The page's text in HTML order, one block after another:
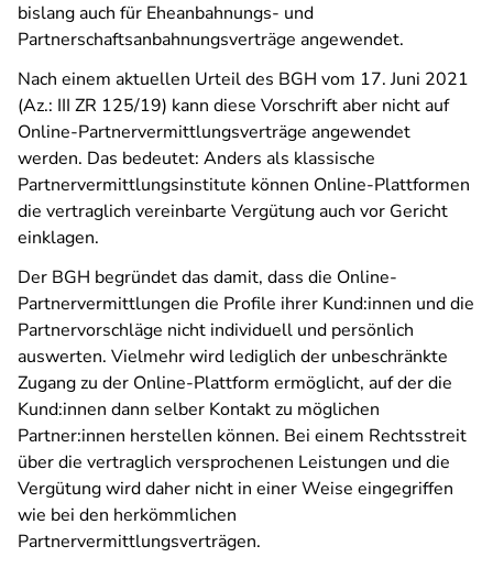
bislang auch für Eheanbahnungs- und
Partnerschaftsanbahnungsverträge angewendet.
Nach einem aktuellen Urteil des BGH vom 17. Juni 2021
(Az.: III ZR 125/19) kann diese Vorschrift aber nicht auf
Online-Partnervermittlungsverträge angewendet
werden. Das bedeutet: Anders als klassische
Partnervermittlungsinstitute können Online-Plattformen
die vertraglich vereinbarte Vergütung auch vor Gericht
einklagen.
Der BGH begründet das damit, dass die Online-
Partnervermittlungen die Profile ihrer Kund:innen und die
Partnervorschläge nicht individuell und persönlich
auswerten. Vielmehr wird lediglich der unbeschränkte
Zugang zu der Online-Plattform ermöglicht, auf der die
Kund:innen dann selber Kontakt zu möglichen
Partner:innen herstellen können. Bei einem Rechtsstreit
über die vertraglich versprochenen Leistungen und die
Vergütung wird daher nicht in einer Weise eingegriffen
wie bei den herkömmlichen
Partnervermittlungsverträgen.